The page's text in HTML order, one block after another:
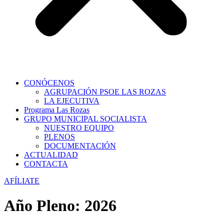
CONÓCENOS
AGRUPACIÓN PSOE LAS ROZAS
LA EJECUTIVA
Programa Las Rozas
GRUPO MUNICIPAL SOCIALISTA
NUESTRO EQUIPO
PLENOS
DOCUMENTACIÓN
ACTUALIDAD
CONTACTA
AFÍLIATE
Año Pleno: 2026